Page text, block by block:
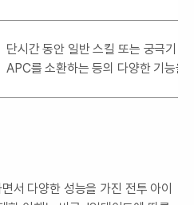
단시간 동안 일반 스킬 또는 궁극기
APC를 소환하는 등의 다양한 기능을
서 다양한 성능을 가진 전투 아이